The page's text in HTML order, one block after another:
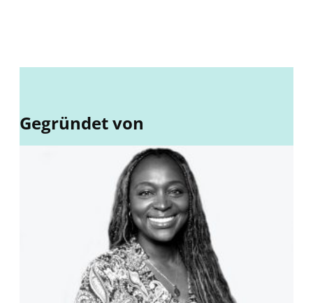
Gegründet von